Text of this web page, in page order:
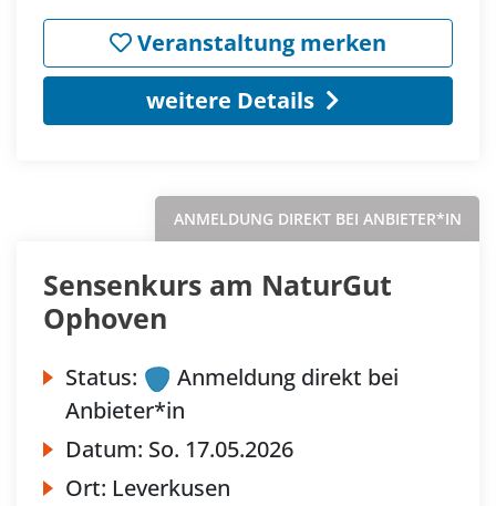
Veranstaltung merken
weitere Details
ANMELDUNG DIREKT BEI ANBIETER*IN
Sensenkurs am NaturGut
Ophoven
Status:
Anmeldung direkt bei
Anbieter*in
Datum: So. 17.05.2026
Ort: Leverkusen